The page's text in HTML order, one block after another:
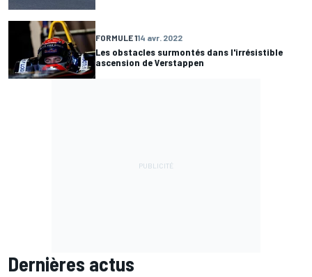
FORMULE 114 avr. 2022
Les obstacles surmontés dans l'irrésistible
ascension de Verstappen
Dernières actus